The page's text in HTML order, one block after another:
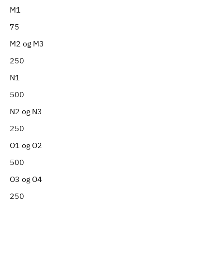
M1
75
M2 og M3
250
N1
500
N2 og N3
250
O1 og O2
500
O3 og O4
250